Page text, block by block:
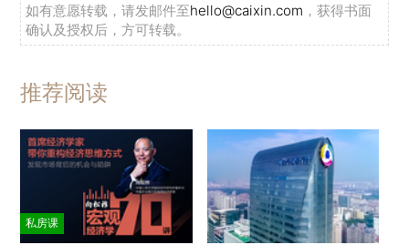
如有意愿转载，请发邮件至hello@caixin.com ，获得书面
确认及授权后，方可转载。
推荐阅读
私房课